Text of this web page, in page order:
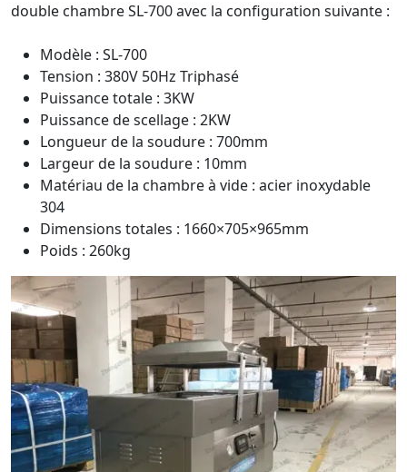
double chambre SL-700 avec la configuration suivante :
Modèle : SL-700
Tension : 380V 50Hz Triphasé
Puissance totale : 3KW
Puissance de scellage : 2KW
Longueur de la soudure : 700mm
Largeur de la soudure : 10mm
Matériau de la chambre à vide : acier inoxydable
304
Dimensions totales : 1660×705×965mm
Poids : 260kg